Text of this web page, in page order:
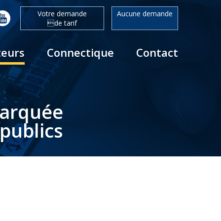
Aucune demande
Votre demande
de tarif
Connectique Contact